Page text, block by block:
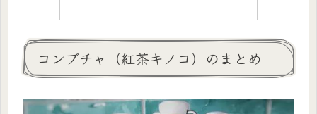
コンブチャ（紅茶キノコ）のまとめ